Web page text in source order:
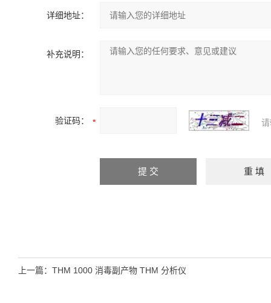
详细地址：
补充说明：
验证码：
上一篇： THM 1000 消毒副产物 THM 分析仪